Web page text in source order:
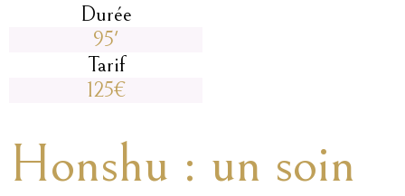
Tarif
Durée
95'
125€
Honshu : un soin